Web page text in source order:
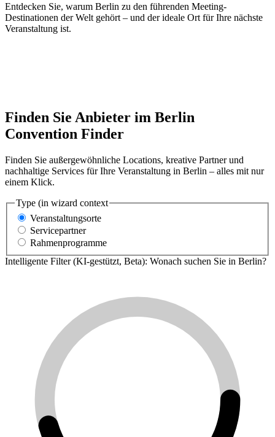
Entdecken Sie, warum Berlin zu den führenden Meeting-
Destinationen der Welt gehört – und der ideale Ort für Ihre nächste
Veranstaltung ist.
Finden Sie Anbieter im Berlin
Convention Finder
Finden Sie außergewöhnliche Locations, kreative Partner und
nachhaltige Services für Ihre Veranstaltung in Berlin – alles mit nur
einem Klick.
Type (in wizard context
Veranstaltungsorte
Servicepartner
Rahmenprogramme
Intelligente Filter (KI-gestützt, Beta): Wonach suchen Sie in Berlin?